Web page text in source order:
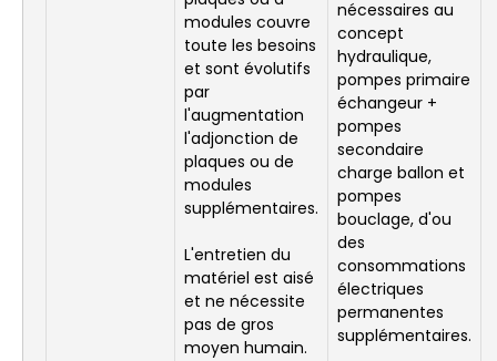
modules couvre
toute les besoins
et sont évolutifs
par
l'augmentation
l'adjonction de
plaques ou de
modules
supplémentaires.
L'entretien du
matériel est aisé
et ne nécessite
pas de gros
moyen humain.
nécessaires au
concept
hydraulique,
pompes primaire
échangeur +
pompes
secondaire
charge ballon et
pompes
bouclage, d'ou
des
consommations
électriques
permanentes
supplémentaires.